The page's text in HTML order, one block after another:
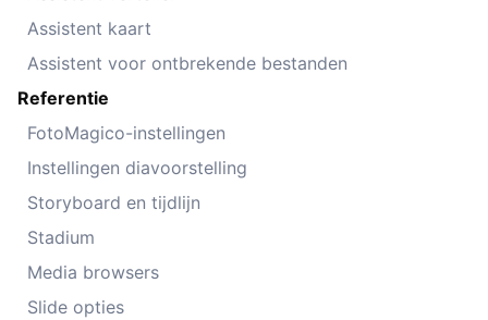
Assistent kaart
Assistent voor ontbrekende bestanden
Referentie
FotoMagico-instellingen
Instellingen diavoorstelling
Storyboard en tijdlijn
Stadium
Media browsers
Slide opties